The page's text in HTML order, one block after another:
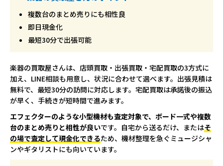
複数台のまとめ売りにも相性良
即日現金化
最短30分で出張可能
楽器の買取屋さんは、店頭買取・出張買取・宅配買取の3方式に
加え、LINE相談も用意し、状況に合わせて選べます。出張見積は
無料で、最短30分の訪問に対応します。宅配買取は承諾後の振込
が早く、手続きが短時間で進みます。
エフェクターのような小型機材も査定対象で、ボード一式や複数
台のまとめ売りと相性が良いです。自宅から送るだけ、またはそ
の場で査定して現金化できるため、機材整理を急ぐミュージシャ
ンやギタリストにも向いています。